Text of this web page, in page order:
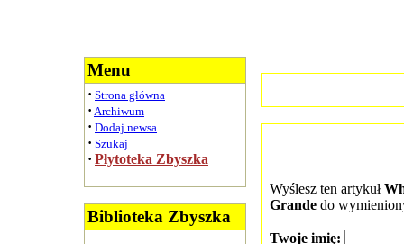
Menu
· Strona główna
· Archiwum
· Dodaj newsa
· Szukaj
· Płytoteka Zbyszka
Biblioteka Zbyszka
Wyślesz ten artykuł
Grande do
Twoje imię: